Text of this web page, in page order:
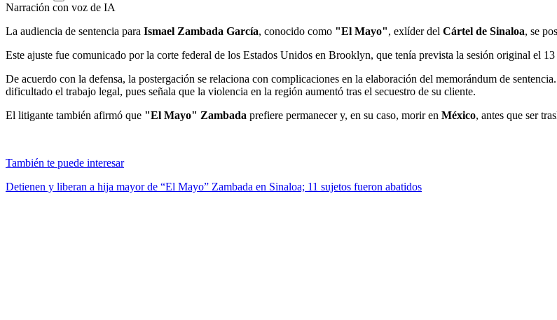
Narración con voz de IA
La audiencia de sentencia para Ismael Zambada García, conocido como "El Mayo", exlíder del Cártel de Sinaloa, se
Este ajuste fue comunicado por la corte federal de los Estados Unidos en Brooklyn, que tenía prevista la sesión original el
De acuerdo con la defensa, la postergación se relaciona con complicaciones en la elaboración del memorándum de
dificultado el trabajo legal, pues señala que la violencia en la región aumentó tras el secuestro de su cliente.
El litigante también afirmó que "El Mayo" Zambada prefiere permanecer y, en su caso, morir en México, antes que ser
También te puede interesar
Detienen y liberan a hija mayor de “El Mayo” Zambada en Sinaloa; 11 sujetos fueron abatidos